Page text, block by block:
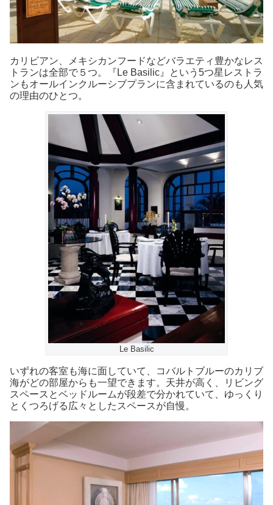
カリビアン、メキシカンフードなどバラエティ豊かなレス
トランは全部で５つ。『Le Basilic』という5つ星レストラ
ンもオールインクルーシブプランに含まれているのも人気
の理由のひとつ。
Le Basilic
いずれの客室も海に面していて、コバルトブルーのカリブ
海がどの部屋からも一望できます。天井が高く、リビング
スペースとベッドルームが段差で分かれていて、ゆっくり
とくつろげる広々としたスペースが自慢。